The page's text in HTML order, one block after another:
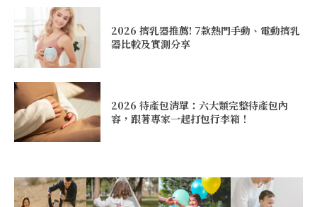
2026 擠乳器推薦! 7款熱門手動、電動擠乳
器比較及實測分享
2026 待產包清單：六大類完整待產包內
容，跟著專家一起打包行李箱！